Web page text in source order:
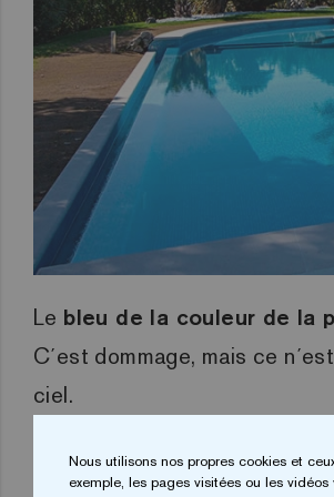
Le bleu de la couleur de la
C´est dommage, mais ce
ciel.
Donc, une fois que la
Nous utilisons nos propres cookies et
exemple, les pages visitées ou les